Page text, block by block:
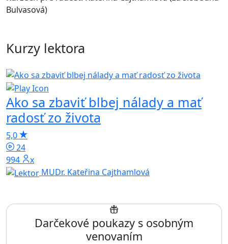
Bulvasová)
Kurzy lektora
Ako sa zbaviť blbej nálady a mať
radosť zo života
5,0
24
994x
MUDr. Kateřina Cajthamlová
Darčekové poukazy s osobným
venovaním